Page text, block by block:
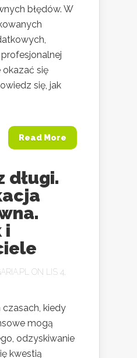
błędów. W
się
się, jak
Read More
długi.
i
ON LIS 4,
kiedy
mogą
odzyskiwanie
kwestią